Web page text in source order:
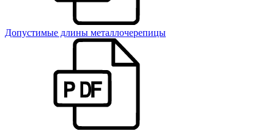
Допустимые длины металлочерепицы